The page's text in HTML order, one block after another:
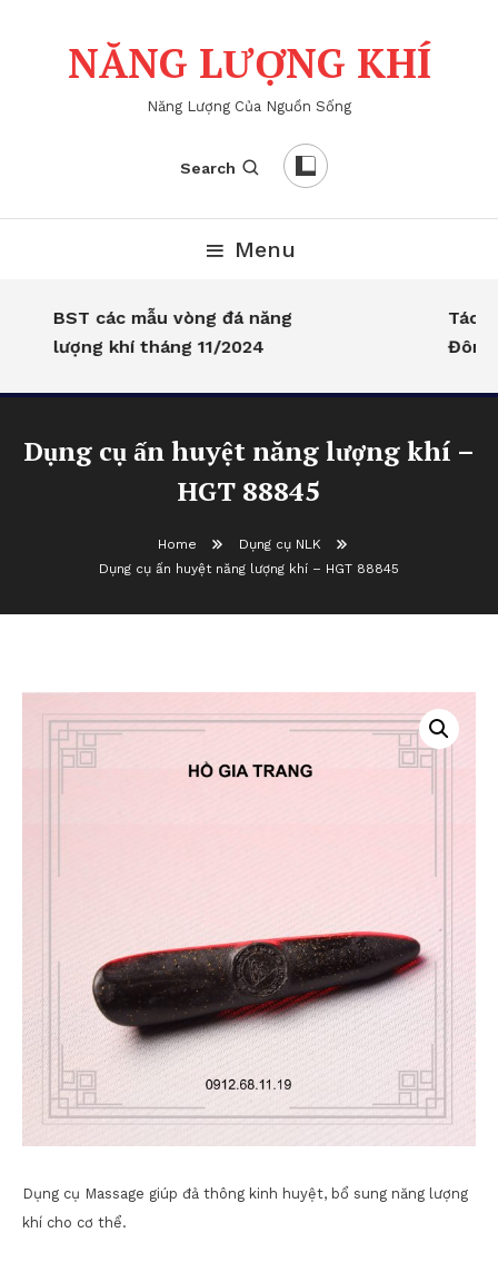
NĂNG LƯỢNG KHÍ
Năng Lượng Của Nguồn Sống
Search
Menu
BST các mẫu vòng đá năng
lượng khí tháng 11/2024
Tác
Đông
Dụng cụ ấn huyệt năng lượng khí –
HGT 88845
Home
Dụng cụ NLK
Dụng cụ ấn huyệt năng lượng khí – HGT 88845
Dụng cụ Massage giúp đả thông kinh huyệt, bổ sung năng lượng
khí cho cơ thể.